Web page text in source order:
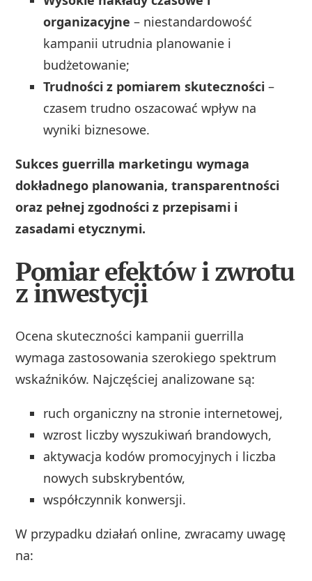
organizacyjne – niestandardowość
kampanii utrudnia planowanie i
budżetowanie;
Trudności z pomiarem skuteczności –
czasem trudno oszacować wpływ na
wyniki biznesowe.
Sukces guerrilla marketingu wymaga
dokładnego planowania, transparentności
oraz pełnej zgodności z przepisami i
zasadami etycznymi.
Pomiar efektów i zwrotu
z inwestycji
Ocena skuteczności kampanii guerrilla
wymaga zastosowania szerokiego spektrum
wskaźników. Najczęściej analizowane są:
ruch organiczny na stronie internetowej,
wzrost liczby wyszukiwań brandowych,
aktywacja kodów promocyjnych i liczba
nowych subskrybentów,
współczynnik konwersji.
W przypadku działań online, zwracamy uwagę
na: